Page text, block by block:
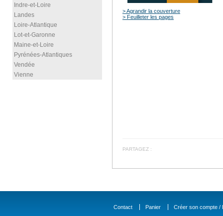
Indre-et-Loire
Landes
Loire-Atlantique
Lot-et-Garonne
Maine-et-Loire
Pyrénées-Atlantiques
Vendée
Vienne
> Agrandir la couverture
> Feuilleter les pages
PARTAGEZ :
Contact Panier Créer son compte /